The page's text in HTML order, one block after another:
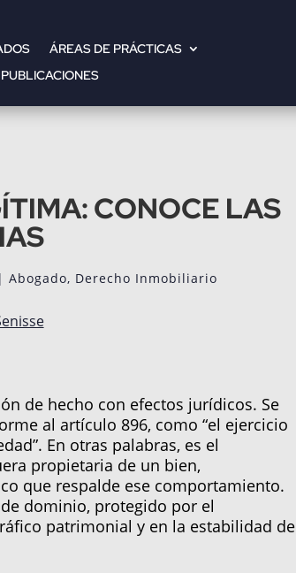
ÁREAS DE PRÁCTICAS
PUBLICACIONES
CONOCE LAS
|Abogado, Derecho Inmobiliario
de hecho con efectos jurídicos. Se
al artículo 896, como “el ejercicio
En otras palabras, es el
propietaria de un bien,
que respalde ese comportamiento.
dominio, protegido por el
patrimonial y en la estabilidad de